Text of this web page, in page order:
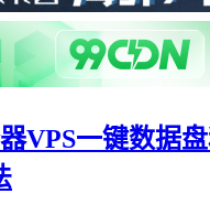
VPS一键数据